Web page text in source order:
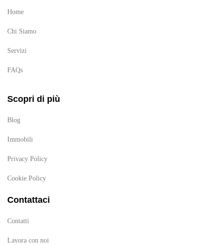
Home
Chi Siamo
Servizi
FAQs
Scopri di più
Blog
Immobili
Privacy Policy
Cookie Policy
Contattaci
Contatti
Lavora con noi